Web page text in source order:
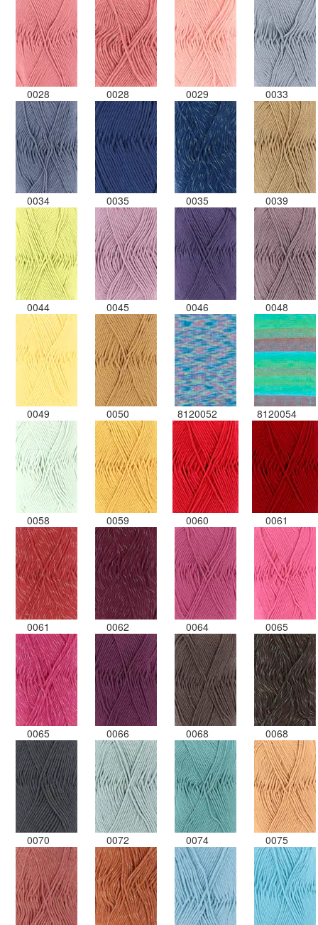
0028 0028 0029 0033
0034 0035 0035 0039
0044 0045 0046 0048
0049 0050 8120052 8120054
0058 0059 0060 0061
0061 0062 0064 0065
0065 0066 0068 0068
0070 0072 0074 0075